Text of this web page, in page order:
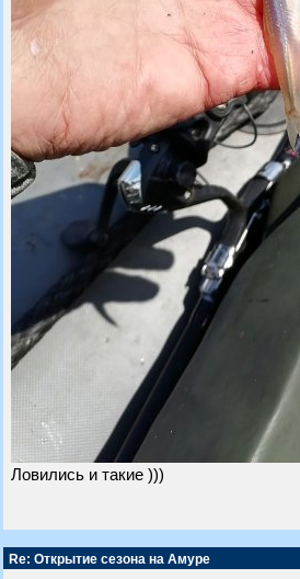
Ловились и такие )))
Re: Открытие сезона на Амуре